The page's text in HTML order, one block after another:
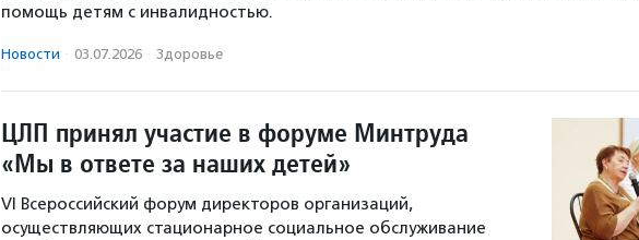
помощь детям с инвалидностью.
Новости · 03.07.2026 · Здоровье
ЦЛП принял участие в форуме Минтруда
«Мы в ответе за наших детей»
VI Всероссийский форум директоров организаций,
осуществляющих стационарное социальное обслуживание